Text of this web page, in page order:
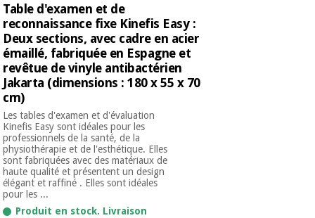
Vétérinaire
Orthopédie
Instruments
chirurgicaux
(déstockage)
Table d'examen et de
reconnaissance fixe Kinefis Easy :
Deux sections, avec cadre en acier
émaillé, fabriquée en Espagne et
revêtue de vinyle antibactérien
Jakarta (dimensions : 180 x 55 x 70
cm)
Les tables d'examen et d'évaluation
Kinefis Easy sont idéales pour les
professionnels de la santé, de la
physiothérapie et de l'esthétique. Elles
sont fabriquées avec des matériaux de
haute qualité et présentent un design
élégant et raffiné . Elles sont idéales
pour les ...
Produit en stock. Livraison